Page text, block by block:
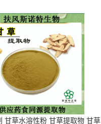
甘草水溶性粉 甘草提取物 甘草